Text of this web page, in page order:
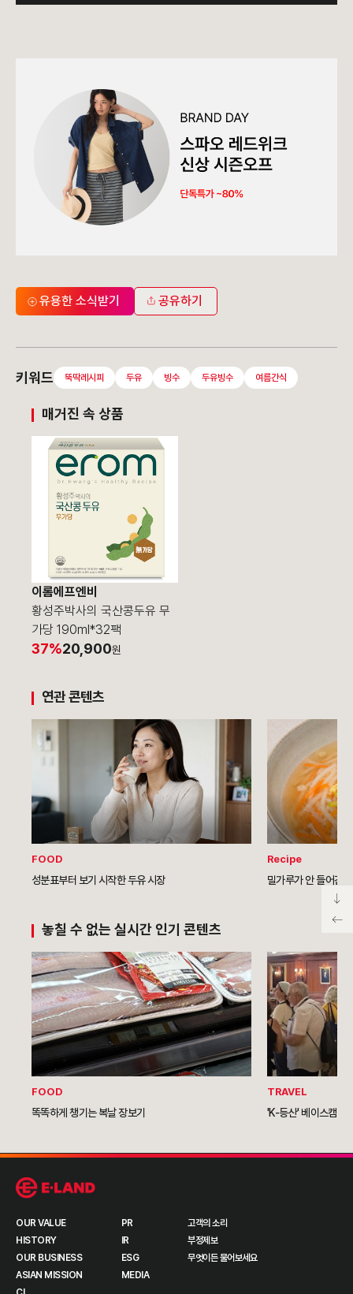
유용한 소식받기 공유하기
키워드 뚝딱레시피 두유 빙수 두유빙수 여름간식
매거진 속 상품
이롬에프엔비
황성주박사의 국산콩두유 무
가당 190ml*32팩
37%20,900원
연관 콘텐츠
FOOD
성분표부터 보기 시작한 두유 시장
Recipe
밀가루가 안 들어간
놓칠 수 없는 실시간 인기 콘텐츠
FOOD
똑똑하게 챙기는 복날 장보기
TRAVEL
'K-등산' 베이스캠프
OUR VALUE
HISTORY
OUR BUSINESS
ASIAN MISSION
PR
IR
ESG
MEDIA
고객의 소리
부정제보
무엇이든 물어보세요